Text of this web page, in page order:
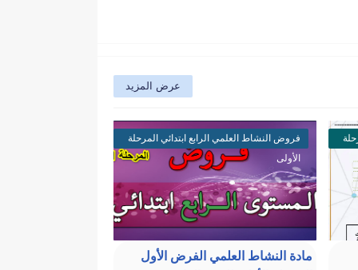
عرض المزيد
فروض النشاط العلمي الرابع ابتدائي المرحلة
الأولى
مادة النشاط العلمي الفرض الأول